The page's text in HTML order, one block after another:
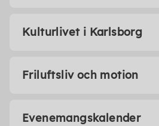
Kulturlivet i Karlsborg
Friluftsliv och motion
Evenemangskalender